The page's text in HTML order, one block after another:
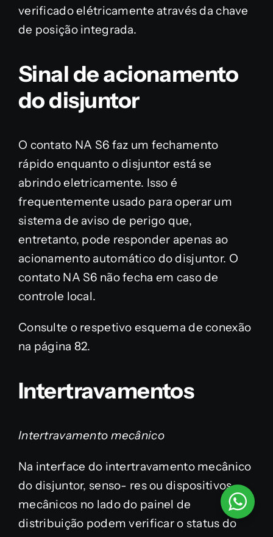
verificado elétricamente através da chave
de posição integrada.
Sinal de acionamento
do disjuntor
O contato NA S6 faz um fechamento
rápido enquanto o disjuntor está se
abrindo eletricamente. Isso é
frequentemente usado para operar um
sistema de aviso de perigo que,
entretanto, pode responder apenas ao
acionamento automático do disjuntor. O
contato NA S6 não fecha em caso de
controle local.
Consulte o respetivo esquema de conexão
na página 82.
Intertravamentos
Intertravamento mecânico
Na interface do intertravamento mecânico
do disjuntor, senso- res ou dispositivos
mecânicos no lado do painel de
distribuição podem verificar o status do